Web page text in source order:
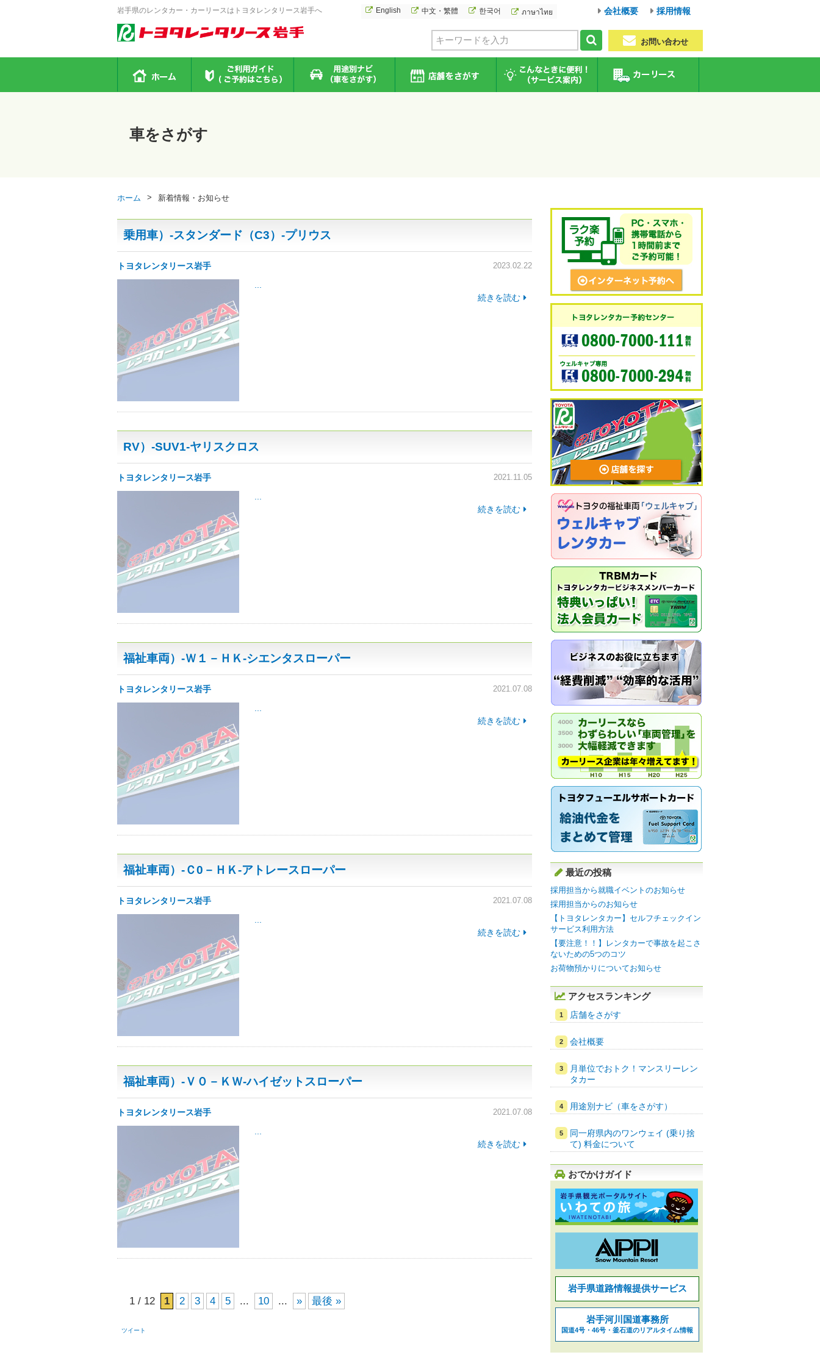
岩手県のレンタカー・カーリースはトヨタレンタリース岩手へ English 中文・繁體 한국어 ภาษาไทย 会社概要 採用情報
お問い合わせ
車をさがす
ホーム > 新着情報・お知らせ
乗用車）-スタンダード（C3）-プリウス
トヨタレンタリース岩手 2023.02.22
続きを読む
RV）-SUV1-ヤリスクロス
トヨタレンタリース岩手 2021.11.05
続きを読む
福祉車両）-Ｗ１－ＨＫ-シエンタスローパー
トヨタレンタリース岩手 2021.07.08
続きを読む
福祉車両）-Ｃ0－ＨＫ-アトレースローパー
トヨタレンタリース岩手 2021.07.08
続きを読む
福祉車両）-Ｖ０－ＫＷ-ハイゼットスローパー
トヨタレンタリース岩手 2021.07.08
続きを読む
1 / 12 1 2 3 4 5 ... 10 ... » 最後 »
ツイート
最近の投稿
採用担当から就職イベントのお知らせ
採用担当からのお知らせ
【トヨタレンタカー】セルフチェックイン
サービス利用方法
【要注意！！】レンタカーで事故を起こさ
ないための5つのコツ
お荷物預かりについてお知らせ
アクセスランキング
店舗をさがす
会社概要
月単位でおトク！マンスリーレン
タカー
用途別ナビ（車をさがす）
同一府県内のワンウェイ (乗り捨
て) 料金について
おでかけガイド
岩手県道路情報提供サービス
岩手河川国道事務所
国道4号・46号・釜石道のリアルタイム情報